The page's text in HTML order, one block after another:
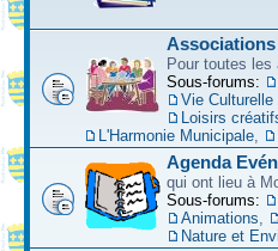
Associations
Pour toutes les
Sous-forums:
Vie Culturelle
Loisirs
L'Harmonie Municipale,
Agenda
qui ont lieu à
Sous-forums:
Animations,
Nature et